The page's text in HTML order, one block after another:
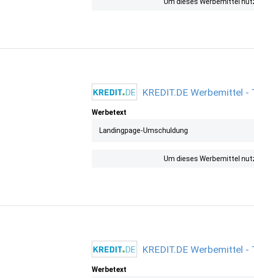
KREDIT.DE Werbemittel
Werbetext
Landingpage-Umschuldung
Um dieses Werbemittel
KREDIT.DE Werbemittel
Werbetext